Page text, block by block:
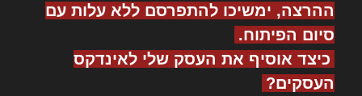
ההרצה, ימשיכו להתפרסם ללא עלות עם
סיום הפיתוח.
כיצד אוסיף את העסק שלי לאינדקס
העסקים?